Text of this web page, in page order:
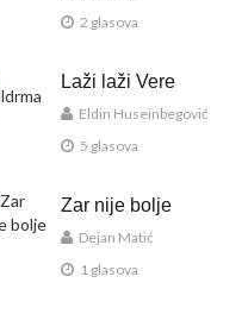
2 glasova
Laži laži Vere
Eldin Huseinbegović
5 glasova
Zar nije bolje
Dejan Matić
1 glasova